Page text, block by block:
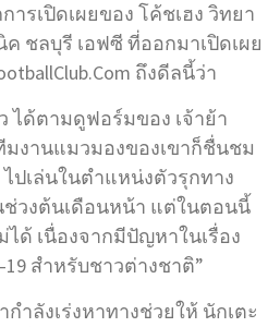
ารเปิดเผยของ โค้ชเฮง วิทยา
ชลบุรี เอฟซี ที่ออกมาเปิดเผย
ถึงดีลนี้ว่า
ได้ตามดูฟอร์มของ เจ้าย้า
งานแมวมองของเขาก็ชื่นชม
ปเล่นในตำแหน่งตัวรุกทาง
ช่วงต้นเดือนหน้า แต่ในตอนนี้
ด้ เนื่องจากมีปัญหาในเรื่อง
สำหรับชาวต่างชาติ”
ำลังเร่งหาทางช่วยให้ นักเตะ